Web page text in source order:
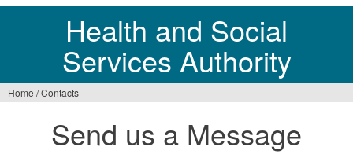
Health and Social
Services Authority
Home /Contacts
Send us a Message